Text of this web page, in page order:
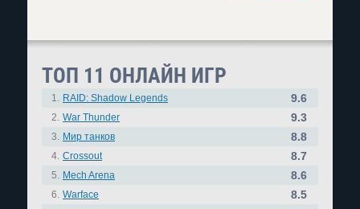
ТОП 11 ОНЛАЙН ИГР
1. RAID: Shadow Legends 9.6
2. War Thunder 9.3
3. Мир танков 8.8
4. Crossout 8.7
5. Mech Arena 8.6
6. Warface 8.5